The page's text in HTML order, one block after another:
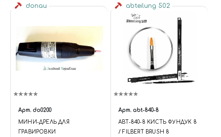
donau
Арт. do0200
МИНИ-ДРЕЛЬ ДЛЯ
ГРАВИРОВКИ
abteilung 502
Арт. abt-840-8
ABT-840-8 КИСТЬ ФУНДУК 8
/ FILBERT BRUSH 8